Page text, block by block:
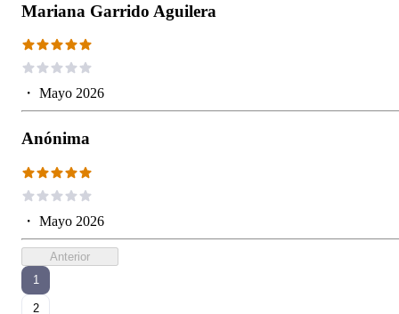
Mariana Garrido Aguilera
・ Mayo 2026
Anónima
・ Mayo 2026
Anterior
1
2